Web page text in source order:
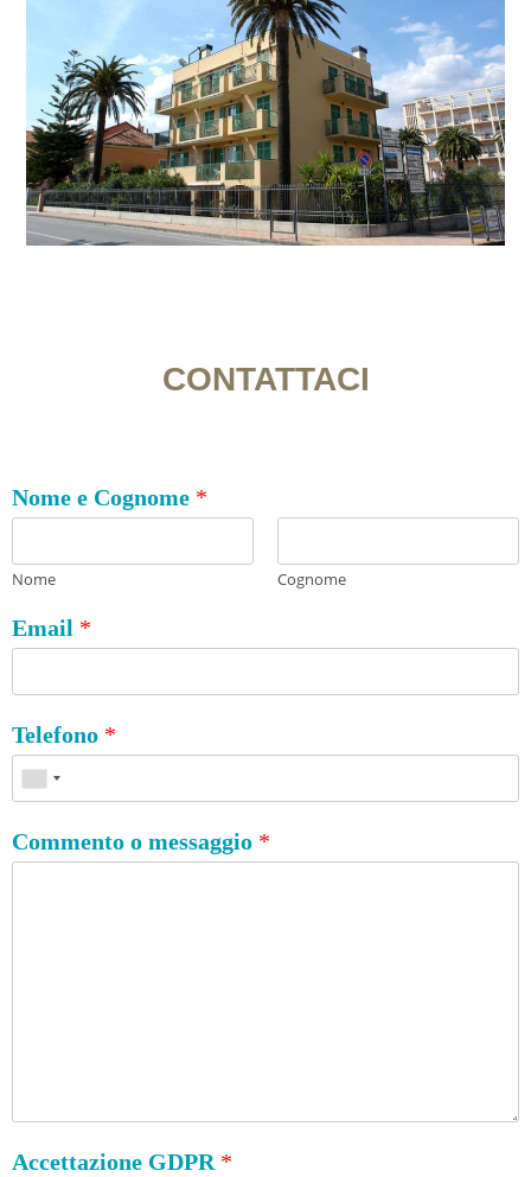
CONTATTACI
Nome e Cognome *
Nome Cognome
Email *
Telefono *
Commento o messaggio *
Accettazione GDPR *